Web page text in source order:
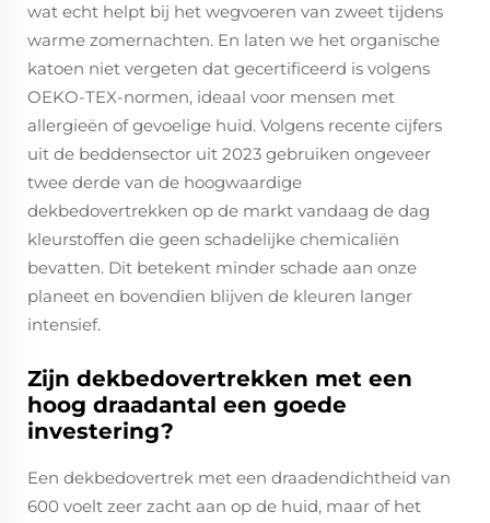
wat echt helpt bij het wegvoeren van zweet tijdens
warme zomernachten. En laten we het organische
katoen niet vergeten dat gecertificeerd is volgens
OEKO-TEX-normen, ideaal voor mensen met
allergieën of gevoelige huid. Volgens recente cijfers
uit de beddensector uit 2023 gebruiken ongeveer
twee derde van de hoogwaardige
dekbedovertrekken op de markt vandaag de dag
kleurstoffen die geen schadelijke chemicaliën
bevatten. Dit betekent minder schade aan onze
planeet en bovendien blijven de kleuren langer
intensief.
Zijn dekbedovertrekken met een
hoog draadantal een goede
investering?
Een dekbedovertrek met een draadendichtheid van
600 voelt zeer zacht aan op de huid, maar of het